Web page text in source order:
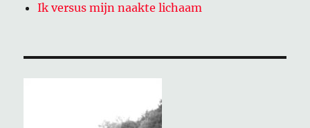
Ik versus mijn naakte lichaam